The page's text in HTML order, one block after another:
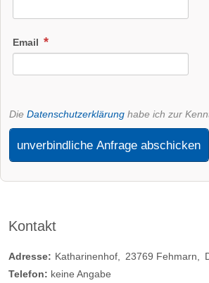
Email
Die Datenschutzerklärung habe ich zur
unverbindliche Anfrage abschicken
Kontakt
Adresse: Katharinenhof 23769 Fehmarn
Telefon: keine Angabe